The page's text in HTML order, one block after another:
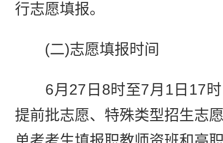
行志愿填报。
(二)志愿填报时间
6月27日8时至7月1日17时
提前批志愿、特殊类型招生志